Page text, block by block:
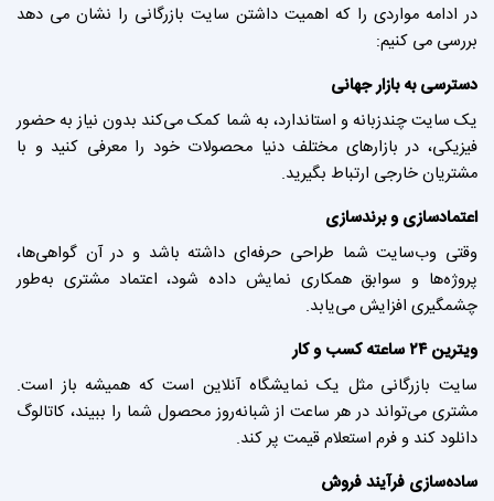
در ادامه مواردی را که اهمیت داشتن سایت بازرگانی را نشان می دهد
بررسی می کنیم:
دسترسی به بازار جهانی
یک سایت چندزبانه و استاندارد، به شما کمک می‌کند بدون نیاز به حضور
فیزیکی، در بازارهای مختلف دنیا محصولات خود را معرفی کنید و با
مشتریان خارجی ارتباط بگیرید.
اعتمادسازی و برندسازی
وقتی وب‌سایت شما طراحی حرفه‌ای داشته باشد و در آن گواهی‌ها،
پروژه‌ها و سوابق همکاری نمایش داده شود، اعتماد مشتری به‌طور
چشمگیری افزایش می‌یابد.
ویترین ۲۴ ساعته کسب و کار
سایت بازرگانی مثل یک نمایشگاه آنلاین است که همیشه باز است.
مشتری می‌تواند در هر ساعت از شبانه‌روز محصول شما را ببیند، کاتالوگ
دانلود کند و فرم استعلام قیمت پر کند.
ساده‌سازی فرآیند فروش